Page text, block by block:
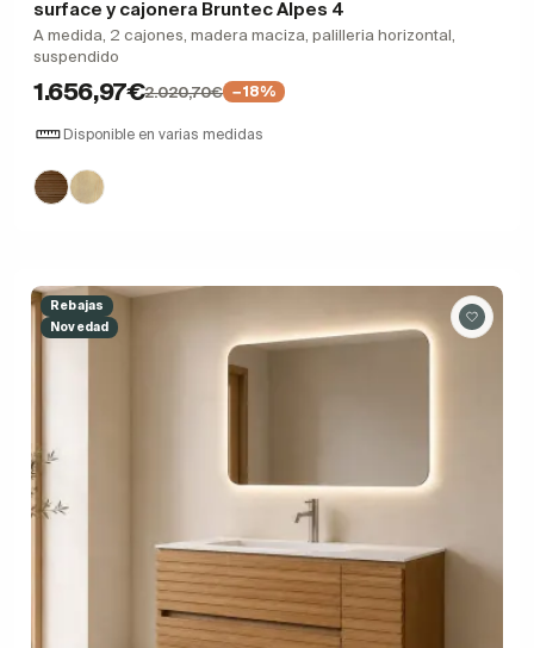
surface y cajonera Bruntec Alpes 4
A medida, 2 cajones, madera maciza, palilleria horizontal,
suspendido
1.656,97€2.020,70€ −18%
Disponible en varias medidas
Rebajas
Novedad